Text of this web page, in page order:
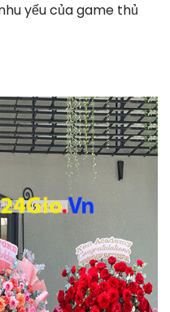
yếu của game thủ